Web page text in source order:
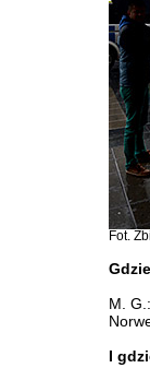
Fot.
M.
I